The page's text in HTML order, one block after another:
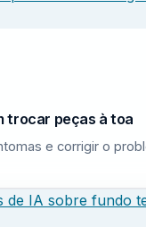
trocar peças à toa
e corrigir o